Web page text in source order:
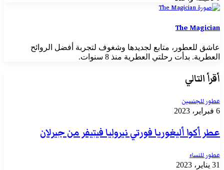
The Magician
عاشق للعطور، متابع لجديدها وشغوف لتجربة أفضل الروائح
العطرية. بدأت رحلتي العطرية منذ 8 سنوات.
أقرأ التالي
عطور للجنسين
6 فبراير، 2023
عطر أكوا أليغوريا فورتي نيروليا فيتيفر من جيرلان
عطور للنساء
31 يناير، 2023